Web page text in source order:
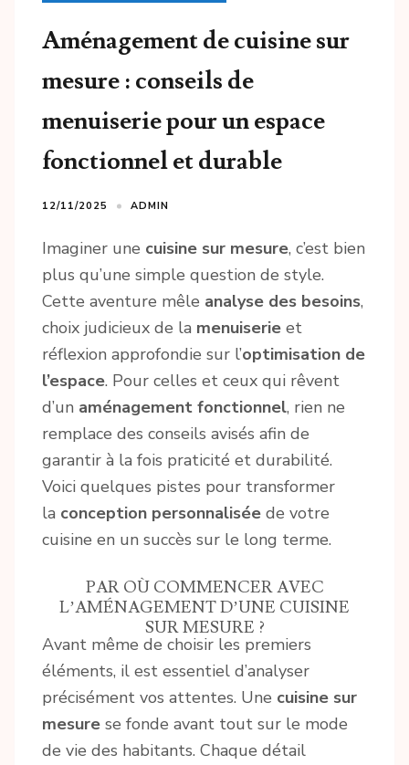
Aménagement de cuisine sur
mesure : conseils de
menuiserie pour un espace
fonctionnel et durable
12/11/2025 ADMIN
Imaginer une cuisine sur mesure, c’est bien
plus qu’une simple question de style.
Cette aventure mêle analyse des besoins,
choix judicieux de la menuiserie et
réflexion approfondie sur l’optimisation de
l’espace. Pour celles et ceux qui rêvent
d’un aménagement fonctionnel, rien ne
remplace des conseils avisés afin de
garantir à la fois praticité et durabilité.
Voici quelques pistes pour transformer
la conception personnalisée de votre
cuisine en un succès sur le long terme.
PAR OÙ COMMENCER AVEC
L’AMÉNAGEMENT D’UNE CUISINE
SUR MESURE ?
Avant même de choisir les premiers
éléments, il est essentiel d’analyser
précisément vos attentes. Une cuisine sur
mesure se fonde avant tout sur le mode
de vie des habitants. Chaque détail